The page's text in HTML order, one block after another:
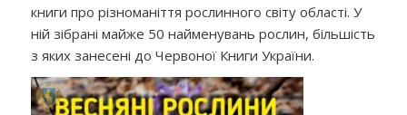
книги про різноманіття рослинного світу області. У
ній зібрані майже 50 найменувань рослин, більшість
з яких занесені до Червоної Книги України.